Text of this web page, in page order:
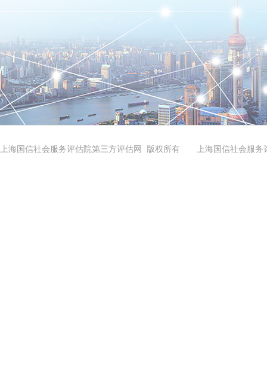
上海国信社会服务评估院第三方评估网 版权所有 上海国信社会服